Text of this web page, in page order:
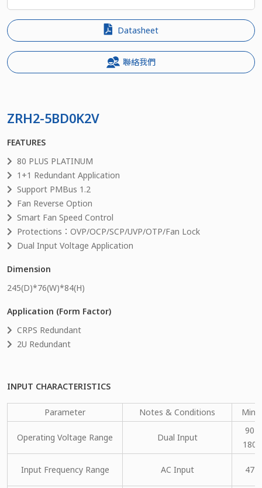
Datasheet
聯絡我們
ZRH2-5BD0K2V
FEATURES
80 PLUS PLATINUM
1+1 Redundant Application
Support PMBus 1.2
Fan Reverse Option
Smart Fan Speed Control
Protections：OVP/OCP/SCP/UVP/OTP/Fan Lock
Dual Input Voltage Application
Dimension
245(D)*76(W)*84(H)
Application (Form Factor)
CRPS Redundant
2U Redundant
INPUT CHARACTERISTICS
Parameter Notes & Conditions Min.
Operating Voltage Range Dual Input
90
180
Input Frequency Range AC Input 47